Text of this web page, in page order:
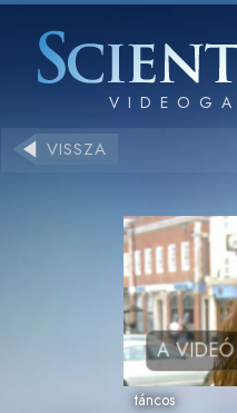
VISSZA
A VIDEÓ
táncos